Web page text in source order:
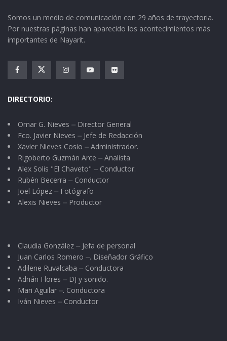
Somos un medio de comunicación con 29 años de trayectoria.
Por nuestras páginas han aparecido los acontecimientos más
importantes de Nayarit.
DIRECTORIO:
Omar G. Nieves ⏤ Director General
Fco. Javier Nieves ⏤ Jefe de Redacción
Xavier Nieves Cosio ⏤ Administrador.
Rigoberto Guzmán Arce ⏤ Analista
Alex Solis "El Chaveto" ⏤ Conductor.
Rubén Becerra ⏤ Conductor
Joel López ⏤ Fotógrafo
Alexis Nieves ⏤ Productor
Claudia González ⏤ Jefa de personal
Juan Carlos Romero ⏤. Diseñador Gráfico
Adilene Ruvalcaba ⏤ Conductora
Adrián Flores ⏤ DJ y sonido.
Mari Aguilar ⏤. Conductora
Iván Nieves ⏤ Conductor